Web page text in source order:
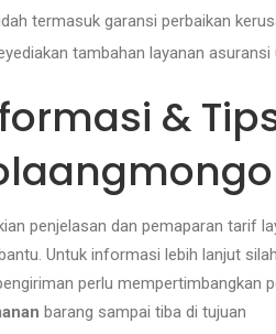
termasuk garansi perbaikan
tambahan layanan asuransi
&
penjelasan dan pemaparan tarif
Untuk informasi lebih lanjut
perlu mempertimbangkan
barang sampai tiba di tujuan